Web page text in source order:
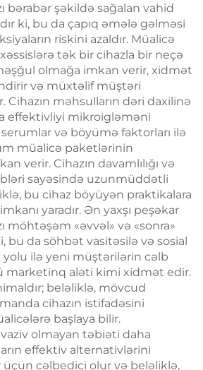
bərabər şəkildə sağalan vahid
ki, bu da çapıq əmələ gəlməsi
riskini azaldır. Müalicə
tək bir cihazla bir neçə
olmağa imkan verir, xidmət
və müxtəlif müştəri
Cihazın məhsulların dəri daxilinə
effektivliyi mikroigləməni
və böyümə faktorları ilə
müalicə paketlərinin
verir. Cihazın davamlılığı və
sayəsində uzunmüddətli
bu cihaz böyüyən praktikalara
yaradır. Ən yaxşı peşəkar
möhtəşəm «əvvəl» və «sonra»
bu da söhbət vasitəsilə və sosial
yolu ilə yeni müştərilərin cəlb
marketinq aləti kimi xidmət edir.
beləliklə, mövcud
cihazın istifadəsini
başlaya bilir.
olmayan təbiəti daha
effektiv alternativlərini
cəlbedici olur və beləliklə,